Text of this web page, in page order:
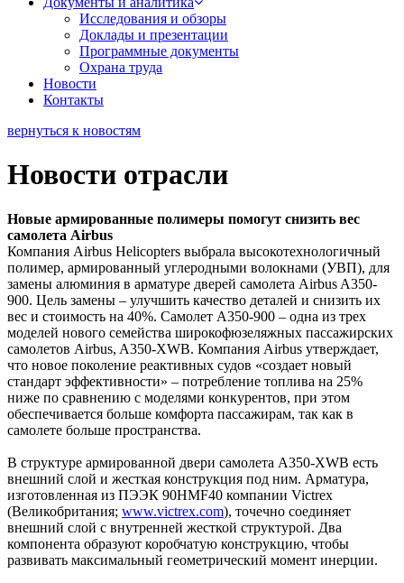
Исследования и обзоры
Доклады и презентации
Программные документы
Охрана труда
Новости
Контакты
вернуться к новостям
Новости отрасли
Новые армированные полимеры помогут снизить вес
самолета Airbus
Компания Airbus Helicopters выбрала высокотехнологичный
полимер, армированный углеродными волокнами (УВП), для
замены алюминия в арматуре дверей самолета Airbus A350-
900. Цель замены – улучшить качество деталей и снизить их
вес и стоимость на 40%. Самолет A350-900 – одна из трех
моделей нового семейства широкофюзеляжных пассажирских
самолетов Airbus, A350-XWB. Компания Airbus утверждает,
что новое поколение реактивных судов «создает новый
стандарт эффективности» – потребление топлива на 25%
ниже по сравнению с моделями конкурентов, при этом
обеспечивается больше комфорта пассажирам, так как в
самолете больше пространства.
В структуре армированной двери самолета A350-XWB есть
внешний слой и жесткая конструкция под ним. Арматура,
изготовленная из ПЭЭК 90HMF40 компании Victrex
(Великобритания; www.victrex.com), точечно соединяет
внешний слой с внутренней жесткой структурой. Два
компонента образуют коробчатую конструкцию, чтобы
развивать максимальный геометрический момент инерции.